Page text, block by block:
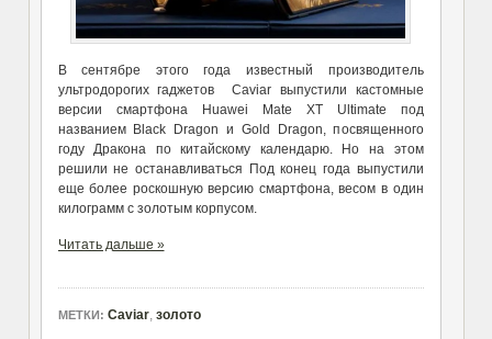
В сентябре этого года известный производитель
ультродорогих гаджетов Caviar выпустили кастомные
версии смартфона Huawei Mate XT Ultimate под
названием Black Dragon и Gold Dragon, посвященного
году Дракона по китайскому календарю. Но на этом
решили не останавливаться Под конец года выпустили
еще более роскошную версию смартфона, весом в один
килограмм с золотым корпусом.
Читать дальше »
МЕТКИ: Caviar, золото